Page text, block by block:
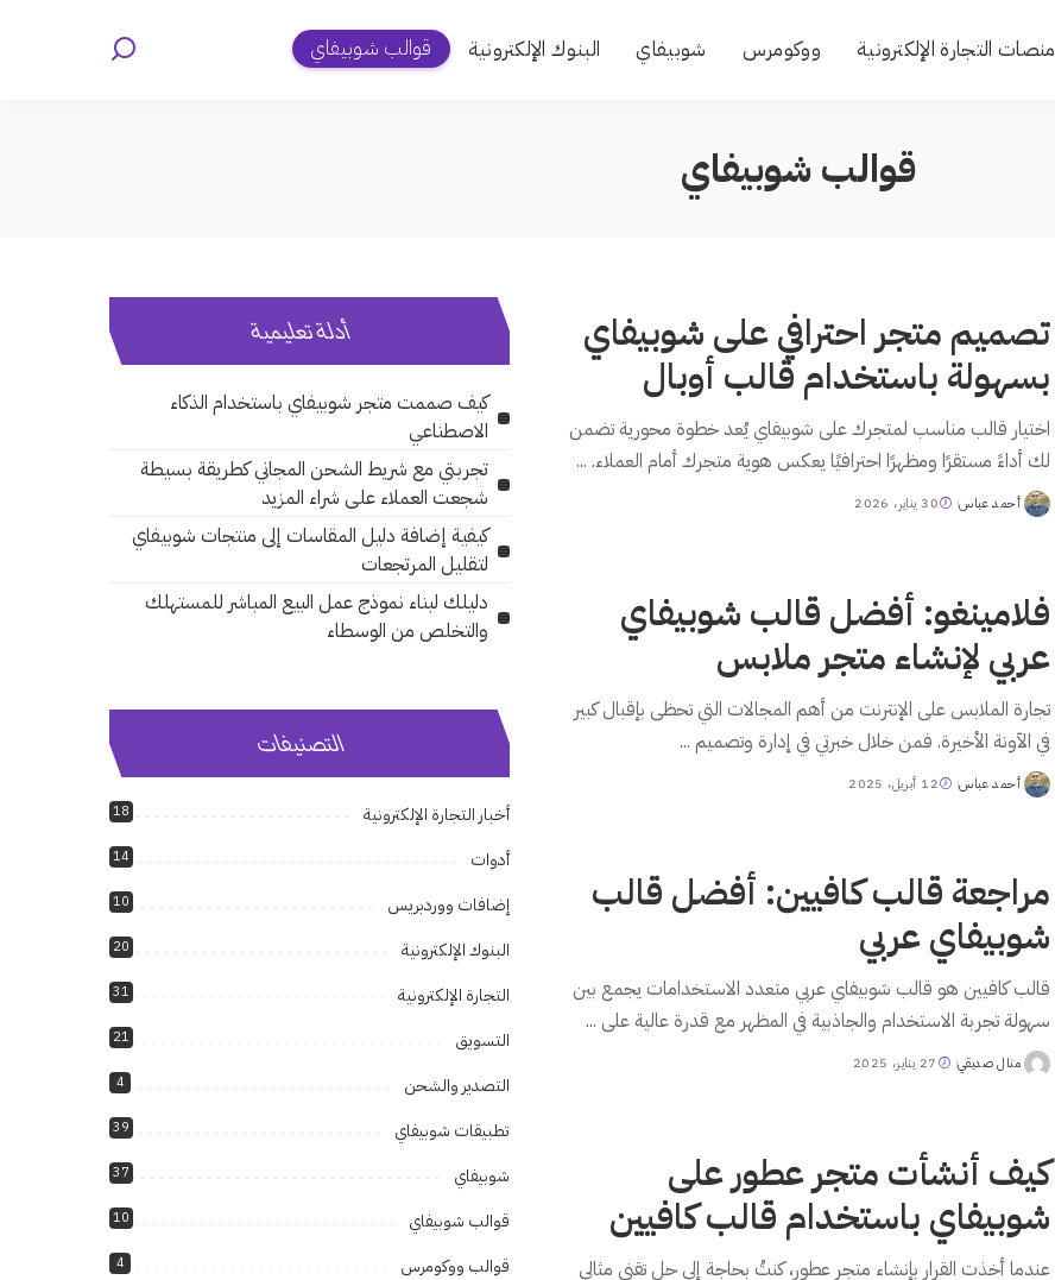
منصات التجارة الإلكترونية ووكومرس شوبيفاي البنوك الإلكترونية قوالب شوبيفاي
قوالب شوبيفاي
تصميم متجر احترافي على شوبيفاي
بسهولة باستخدام قالب أوبال
اختيار قالب مناسب لمتجرك على شوبيفاي يُعد خطوة محورية تضمن
لك أداءً مستقرًا ومظهرًا احترافيًا يعكس هوية متجرك أمام العملاء. ...
Postedأحمد عباس 30 يناير، 2026
فلامينغو: أفضل قالب شوبيفاي
عربي لإنشاء متجر ملابس
تجارة الملابس على الإنترنت من أهم المجالات التي تحظى بإقبال كبير
في الآونة الأخيرة. فمن خلال خبرتي في إدارة وتصميم ...
Postedأحمد عباس 12 أبريل، 2025
مراجعة قالب كافيين: أفضل قالب
شوبيفاي عربي
قالب كافيين هو قالب شوبيفاي عربي متعدد الاستخدامات يجمع بين
سهولة تجربة الاستخدام والجاذبية في المظهر مع قدرة عالية على ...
Postedمنال صديقي 27 يناير، 2025
كيف أنشأت متجر عطور على
شوبيفاي باستخدام قالب كافيين
عندما أخذت القرار بإنشاء متجر عطور، كنتُ بحاجة إلى حل تقني مثالي
أدلة تعليمية
كيف صممت متجر شوبيفاي باستخدام الذكاء
الاصطناعي
تجربتي مع شريط الشحن المجاني كطريقة بسيطة
شجعت العملاء على شراء المزيد
كيفية إضافة دليل المقاسات إلى منتجات شوبيفاي
لتقليل المرتجعات
دليلك لبناء نموذج عمل البيع المباشر للمستهلك
والتخلص من الوسطاء
التصنيفات
أخبار التجارة الإلكترونية 18
أدوات 14
إضافات ووردبريس 10
البنوك الإلكترونية 20
التجارة الإلكترونية 31
التسويق 21
التصدير والشحن 4
تطبيقات شوبيفاي 39
شوبيفاي 37
قوالب شوبيفاي 10
قوالب ووكومرس 4